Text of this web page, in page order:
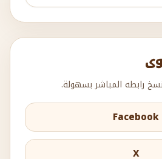
رابطه المباشر بسهولة.
Facebook
X